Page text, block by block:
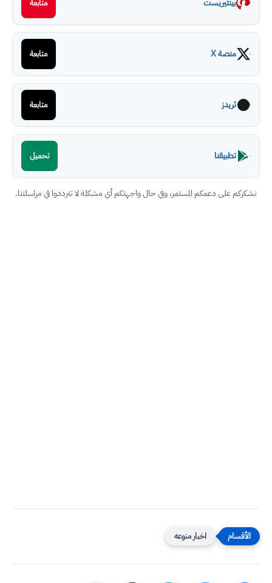
بينتيريست متابعة
منصة X متابعة
ثريدز متابعة
تطبيقنا تحميل
نشكركم على دعمكم المستمر، وفي حال واجهتكم أي مشكلة لا تترددوا في مراسلتنا.
اخبار منوعه